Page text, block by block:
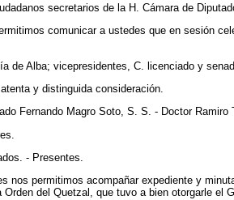
secretarios de la H. Cámara de
comunicar a ustedes que en sesión
de Alba; vicepresidentes, C. licenciado y
y distinguida consideración.
Fernando Magro Soto, S. S. - Doctor Ramiro
- Presentes.
permitimos acompañar expediente y
del Quetzal, que tuvo a bien otorgarle el